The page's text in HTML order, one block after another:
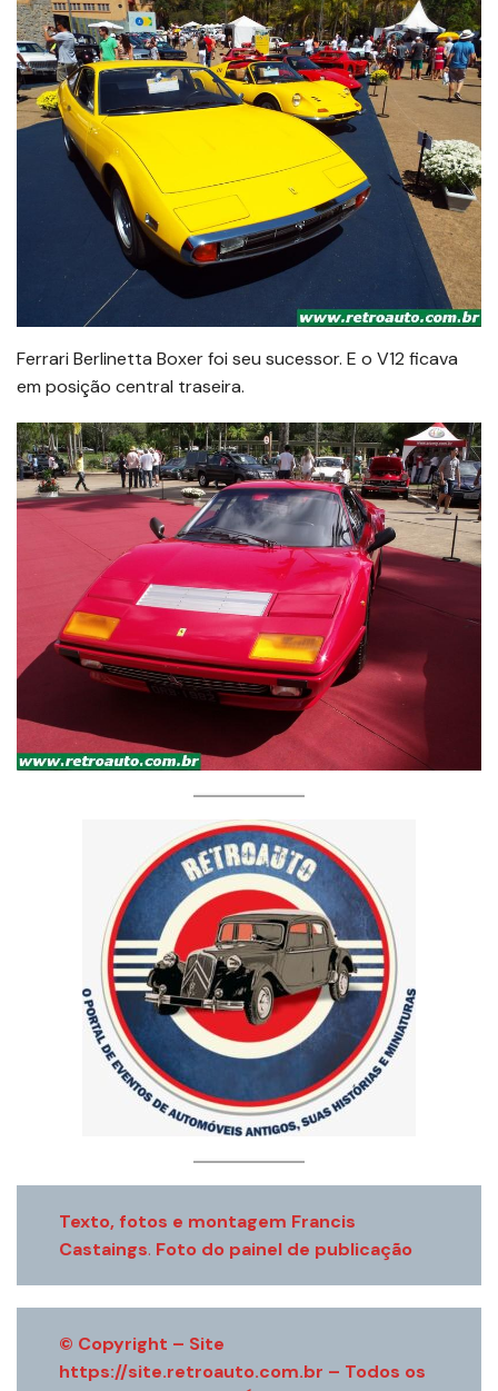
Ferrari Berlinetta Boxer foi seu sucessor. E o V12 ficava
em posição central traseira.
Texto, fotos e montagem Francis
Castaings. Foto do painel de publicação
© Copyright – Site
https://site.retroauto.com.br – Todos os